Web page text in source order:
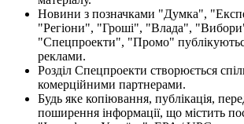
Новини з позначками "Думка",
"Регіони", "Гроші", "Влада",
"Спецпроекти", "Промо"
реклами.
Розділ Спецпроекти створюється
комерційними партнерами.
Будь яке копіювання, публікація,
поширення інформації, що містить